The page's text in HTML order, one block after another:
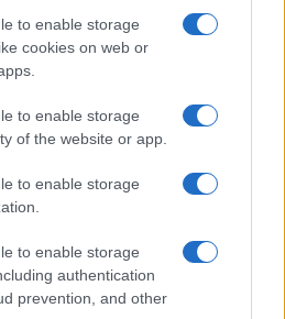
to enable storage
cookies on web or
to enable storage
of the website or app.
to enable storage
to enable storage
authentication
prevention, and other
tutti rappresenterebbe la
vaccinale nei
mesi, è stata presentata e
sostanziale panacea per
il “liberi-tutti”
della lotta alCovid
eretta ad
delle politiche pubbliche